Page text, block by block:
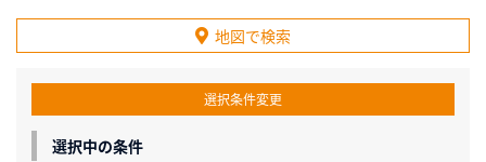
地図で検索
選択条件変更
選択中の条件